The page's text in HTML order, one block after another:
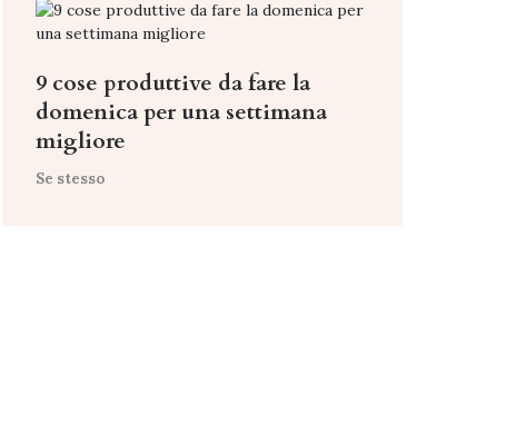
9 cose produttive da fare la
domenica per una settimana
migliore
Se stesso